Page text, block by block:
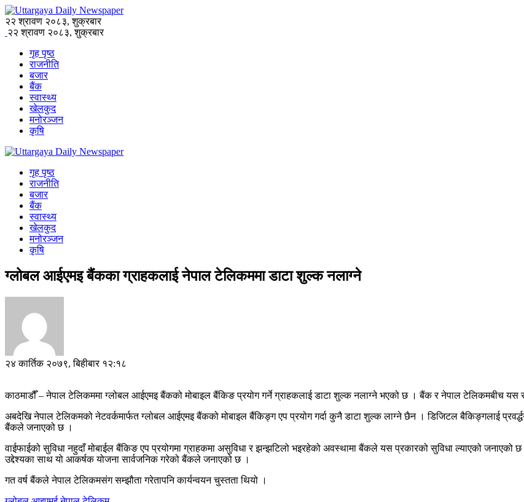
२२ श्रावण २०८३, शुक्रबार
२२ श्रावण २०८३, शुक्रबार
गृह पृष्ठ
राजनीति
बजार
बैंक
स्वास्थ्य
खेलकुद
मनोरञ्जन
कृषि
गृह पृष्ठ
राजनीति
बजार
बैंक
स्वास्थ्य
खेलकुद
मनोरञ्जन
कृषि
ग्लोबल आईएमइ बैंकका ग्राहकलाई नेपाल टेलिकममा डाटा शुल्क नलाग्ने
२४ कार्तिक २०७९, बिहीबार १२:१८
काठमाडौँ – नेपाल टेलिकममा ग्लोबल आईएमइ बैंकको मोबाइल बैंकिङ प्रयोग गर्ने ग्राहकलाई डाटा शुल्क नलाग्ने भएको छ । बैंक र नेपाल टेलिकमबीच यस
अबदेखि नेपाल टेलिकमको नेटवर्कमार्फत ग्लोबल आईएमइ बैंकको मोबाइल बैंकिङ्ग एप प्रयोग गर्दा कुनै डाटा शुल्क लाग्ने छैन । डिजिटल बैकिङ्गलाई
बैंकले जनाएको छ ।
वाईफाईको सुविधा नहुदाँ मोबाईल बैंकिङ एप प्रयोगमा ग्राहकमा असुविधा र झन्झटिलो भइरहेको अवस्थामा बैंकले यस प्रकारको सुविधा ल्याएको जनाएको
उद्देश्यका साथ यो आकर्षक योजना सार्वजनिक गरेको बैंकले जनाएको छ ।
गत वर्ष बैंकले नेपाल टेलिकमसंग सम्झौता गरेतापनि कार्यन्वयन चुस्तता थियो ।